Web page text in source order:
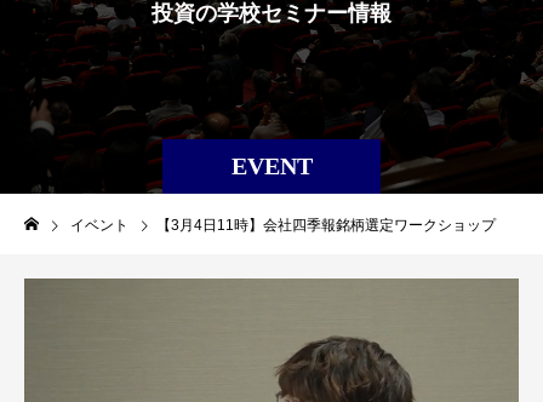
EVENT
投資の学校セミ ナー情報
イベント 【3月4日11時】会社四季報銘柄選定ワークショップ